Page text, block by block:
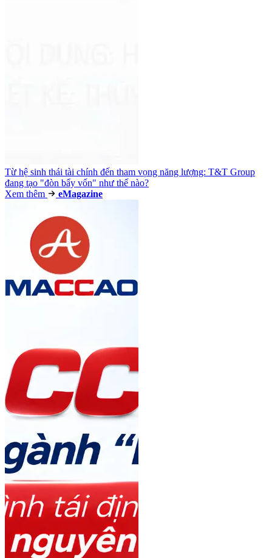
Từ hệ sinh thái tài chính đến tham vọng năng lượng: T&T Group
đang tạo "đòn bẩy vốn" như thế nào?
Xem thêm
eMagazine